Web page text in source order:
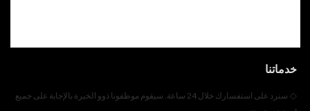
خدماتنا
◇
سنرد على استفسارك خلال 24 ساعة. سيقوم موظفونا ذوو الخبرة بالإجابة على جميع